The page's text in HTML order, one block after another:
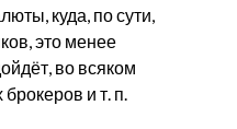
куда, по сути,
это менее
во всяком
и т. п.